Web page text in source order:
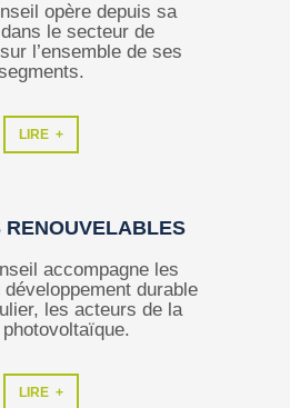
opère depuis sa
le secteur de
l’ensemble de ses
LIRE +
RENOUVELABLES
accompagne les
durable
les acteurs de la
LIRE +